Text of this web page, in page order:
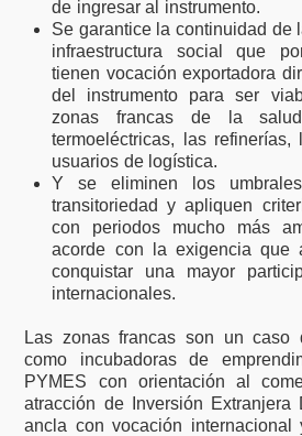
de ingresar al instrumento.
Se garantice la continuidad de
infraestructura social que
tienen vocación exportadora
del instrumento para ser
zonas francas de la
termoeléctricas, las
usuarios de logística.
Y se eliminen los
transitoriedad y apliquen
con periodos mucho más
acorde con la exigencia que
conquistar una mayor
internacionales.
Las zonas francas son un caso
como incubadoras de
PYMES con orientación al
atracción de Inversión Extranjera
ancla con vocación internacional